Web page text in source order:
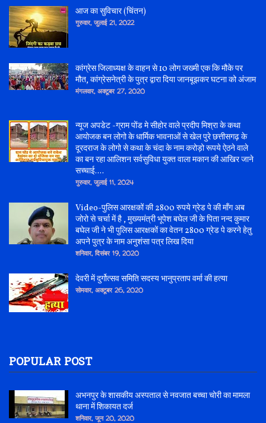
आज का सुविचार (चिंतन)
गुरुवार, जुलाई 21, 2022
कांग्रेस जिलाध्यक्ष के वाहन से 10 लोग जख्मी एक कि मौके पर
मौत, कांग्रेसनेत्री के पुत्र द्वारा दिया जानबूझकर घटना को अंजाम
मंगलवार, अक्टूबर 27, 2020
न्यूज अपडेट -ग्राम पोंड मे सीहोर वाले प्रदीप मिश्रा के कथा
आयोजक बन लोगो के धार्मिक भावनाओं से खेल पुरे छत्तीसगढ़ के
दूरदराज के लोगो से कथा के चंदा के नाम करोड़ो रूपये ऐठने वाले
का बन रहा आलिशन सर्वसुविधा युक्त वाला मकान की आखिर जाने
सच्चाई....
गुरुवार, जुलाई 11, 2024
Video-पुलिस आरक्षकों की 2800 रुपये ग्रेड पे की माँग अब
जोरो से चर्चा में है , मुख्यमंत्री भूपेश बघेल जी के पिता नन्द कुमार
बघेल जी ने भी पुलिस आरक्षकों का वेतन 2800 ग्रेड पे करने हेतु
अपने पुत्र के नाम अनुशंसा पत्र लिख दिया
शनिवार, दिसंबर 19, 2020
देवरी में दुर्गोत्सव समिति सदस्य भानुप्रताप वर्मा की हत्या
सोमवार, अक्टूबर 26, 2020
POPULAR POST
अभनपुर के शासकीय अस्पताल से नवजात बच्चा चोरी का मामला
थाना में शिकायत दर्ज
शनिवार, जून 20, 2020